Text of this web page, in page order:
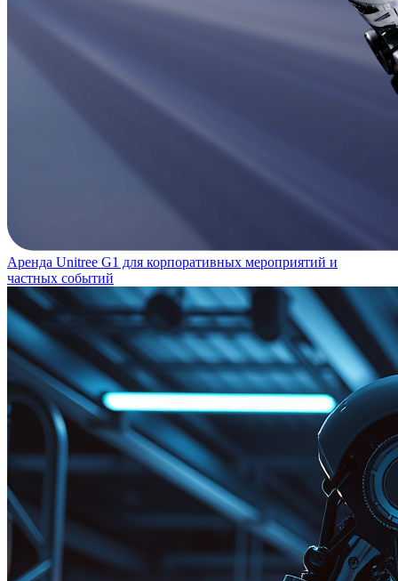
Аренда Unitree G1 для корпоративных мероприятий и
частных событий